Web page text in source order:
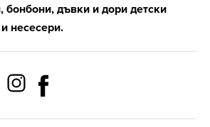
бонбони, дъвки и дори детски
несесери.